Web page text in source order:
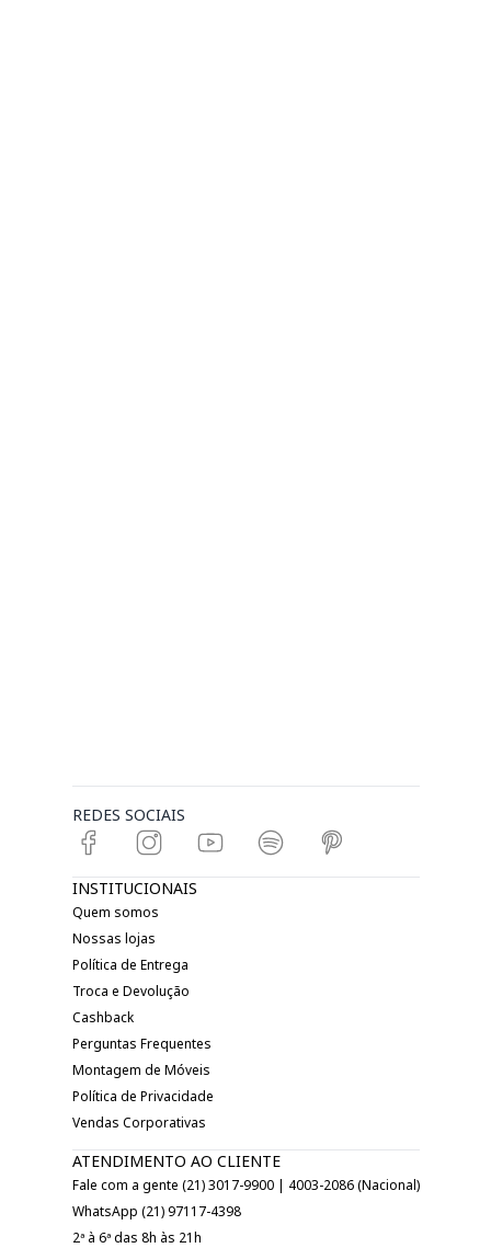
REDES SOCIAIS
INSTITUCIONAIS
Quem somos
Nossas lojas
Política de Entrega
Troca e Devolução
Cashback
Perguntas Frequentes
Montagem de Móveis
Política de Privacidade
Vendas Corporativas
ATENDIMENTO AO CLIENTE
Fale com a gente (21) 3017-9900 | 4003-2086 (Nacional)
WhatsApp (21) 97117-4398
2ª à 6ª das 8h às 21h